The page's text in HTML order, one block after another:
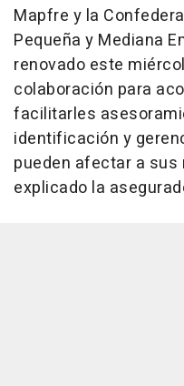
Mapfre y la
Pequeña y Mediana
renovado este
colaboración para
facilitarles
identificación y
pueden afectar a sus
explicado la